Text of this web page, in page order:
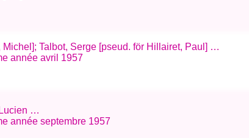
Talbot, Serge [pseud. för Hillairet, Paul] …
année avril 1957
…
année septembre 1957